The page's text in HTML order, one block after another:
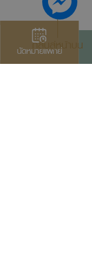
นัดหมายแพทย์
กลับสู่หน้าบน